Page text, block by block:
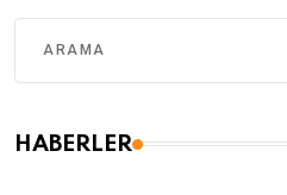
HABERLER